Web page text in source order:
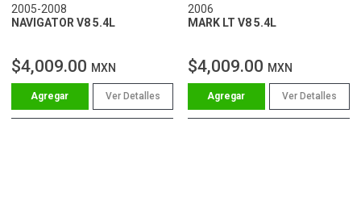
2005-2008
NAVIGATOR V8 5.4L
$4,009.00 MXN
Ver Detalles
2006
MARK LT V8 5.4L
$4,009.00 MXN
Ver Detalles